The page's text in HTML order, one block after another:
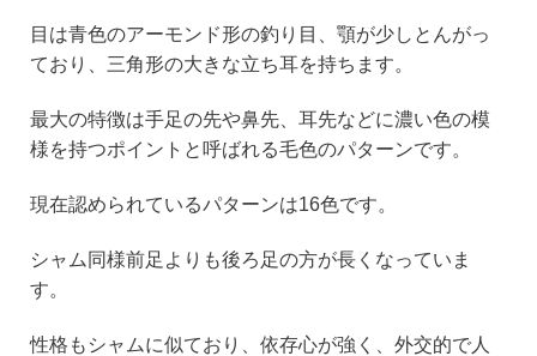
目は青色のアーモンド形の釣り目、顎が少しとんがっ
ており、三角形の大きな立ち耳を持ちます。
最大の特徴は手足の先や鼻先、耳先などに濃い色の模
様を持つポイントと呼ばれる毛色のパターンです。
現在認められているパターンは16色です。
シャム同様前足よりも後ろ足の方が長くなっていま
す。
性格もシャムに似ており、依存心が強く、外交的で人